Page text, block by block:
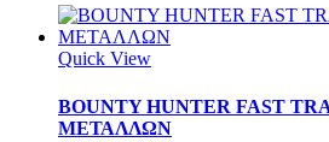
Quick View
BOUNTY HUNTER FAST
ΜΕΤΑΛΛΩΝ